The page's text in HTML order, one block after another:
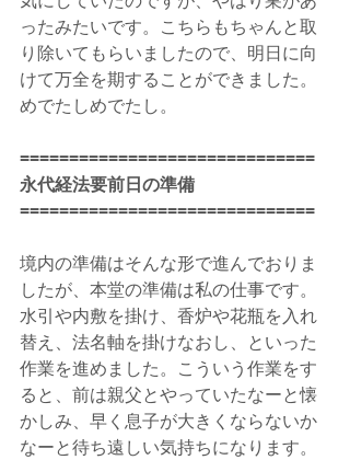
ったみたいです。こちらもちゃんと取
り除いてもらいましたので、明日に向
けて万全を期することができました。
めでたしめでたし。
==============================
永代経法要前日の準備
==============================
境内の準備はそんな形で進んでおりま
したが、本堂の準備は私の仕事です。
水引や内敷を掛け、香炉や花瓶を入れ
替え、法名軸を掛けなおし、といった
作業を進めました。こういう作業をす
ると、前は親父とやっていたなーと懐
かしみ、早く息子が大きくならないか
なーと待ち遠しい気持ちになります。